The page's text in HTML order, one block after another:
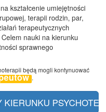
kształcenie umiejętności
terapii rodzin, par,
terapeutycznych
nauki na kierunku
sprawnego
będą mogli kontynuować
.